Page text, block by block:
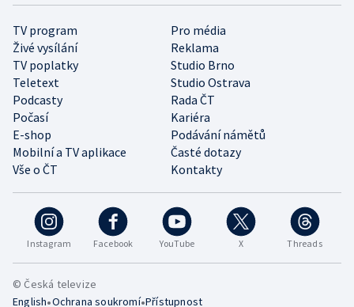
Instagram Facebook YouTube X Threads
TV program
Pro média
Živé vysílání
Reklama
TV poplatky
Studio Brno
Teletext
Studio Ostrava
Podcasty
Rada ČT
Počasí
Kariéra
E-shop
Podávání námětů
Mobilní a TV aplikace
Časté dotazy
Vše o ČT
Kontakty
© Česká televize
English•Ochrana soukromí•Přístupnost